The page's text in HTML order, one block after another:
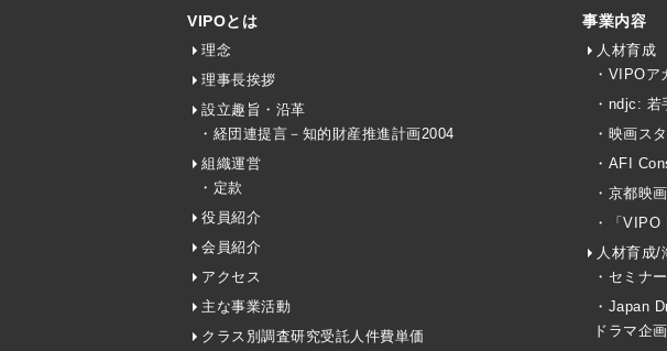
VIPOとは
理念
理事長挨拶
設立趣旨・沿革
・経団連提言－知的財産推進計画2004
組織運営
・定款
役員紹介
会員紹介
アクセス
主な事業活動
クラス別調査研究受託人件費単価
事業内容
人材育成
・VIPOア
・ndjc: 若
・映画ス
・AFI
・京都映
・「VIPO
人材育成/
・セミナ
・Japan
ドラマ企